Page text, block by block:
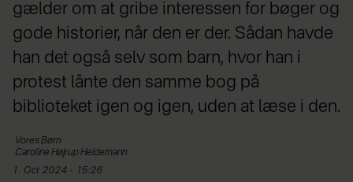
gælder om at gribe interessen for bøger og
gode historier, når den er der. Sådan havde
han det også selv som barn, hvor han i
protest lånte den samme bog på
biblioteket igen og igen, uden at læse i den.
VoresBørn
Caroline Højrup Heidemann
1. Oct 2024 - 15:26